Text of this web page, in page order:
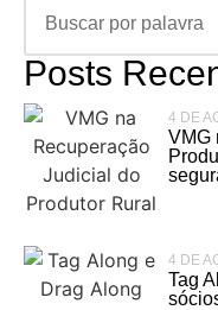
Posts
4 DE
VMG
4 DE
Tag